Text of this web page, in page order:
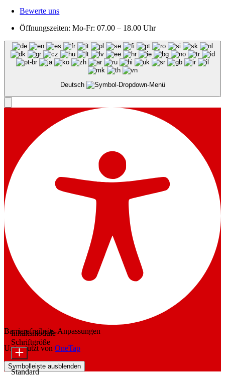
Bewerte uns
Öffnungszeiten: Mo-Fr: 07.00 – 18.00 Uhr
Deutsch
Barrierefreiheits-Anpassungen
Unterstützt von OneTap
Symbolleiste ausblenden
Inhaltsmodule
Schriftgröße
Standard